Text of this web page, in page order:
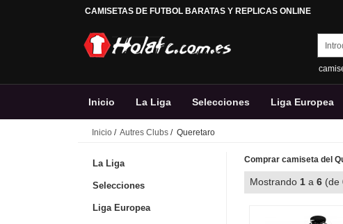
CAMISETAS DE FUTBOL BARATAS Y REPLICAS ONLINE
Inicio La Liga Selecciones Liga Europea
Inicio / Autres Clubs / Queretaro
La Liga
Selecciones
Liga Europea
Comprar camiseta del
Mostrando 1 a 6 (de